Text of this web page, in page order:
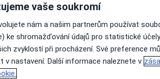
nejsou k dispozici
informace o svých službách.
vaše soukromí
nám a našim partnerům používat
ke shromažďování údajů pro statistické
zvyklostí při procházení. Své preference
v nastavení. Další informace naleznete v